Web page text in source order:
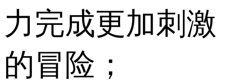
力完成更加刺激
的冒险；